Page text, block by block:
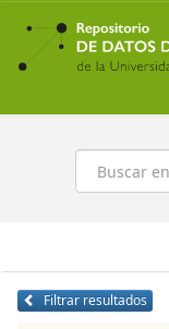
Ir
contenido
principal
Buscar
Filtrar resultados